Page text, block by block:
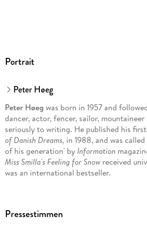
Portrait
Peter Høeg
Peter Høeg was born in 1957 and
dancer, actor, fencer, sailor,
seriously to writing. He published his
of Danish Dreams, in 1988, and was
of his generation' by Information
Miss Smilla's Feeling for Snowreceived
was an international bestseller.
Pressestimmen